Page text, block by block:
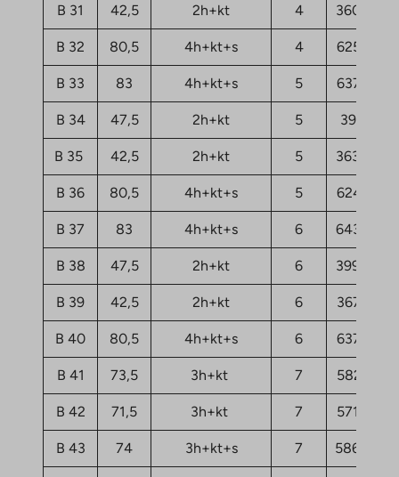
B 31 42,5 2h+kt 4 36055,75
B 32 80,5 4h+kt+s 4 62539,18
B 33 83 4h+kt+s 5 63735,72
B 34 47,5 2h+kt 5 39565,6
B 35 42,5 2h+kt 5 36374,83
B 36 80,5 4h+kt+s 5 62459,41
B 37 83 4h+kt+s 6 64373,87
B 38 47,5 2h+kt 6 39964,45
B 39 42,5 2h+kt 6 36773,67
B 40 80,5 4h+kt+s 6 63735,72
B 41 73,5 3h+kt 7 58231,63
B 42 71,5 3h+kt 7 57194,63
B 43 74 3h+kt+s 7 58630,48